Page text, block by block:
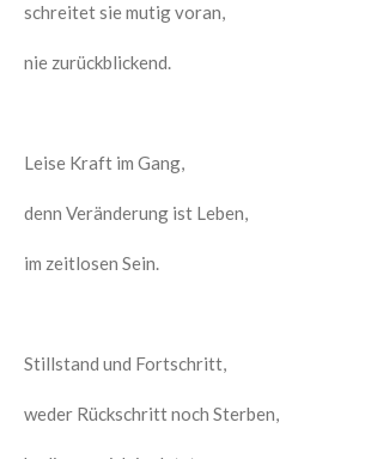
schreitet sie mutig voran,
nie zurückblickend.
Leise Kraft im Gang,
denn Veränderung ist Leben,
im zeitlosen Sein.
Stillstand und Fortschritt,
weder Rückschritt noch Sterben,